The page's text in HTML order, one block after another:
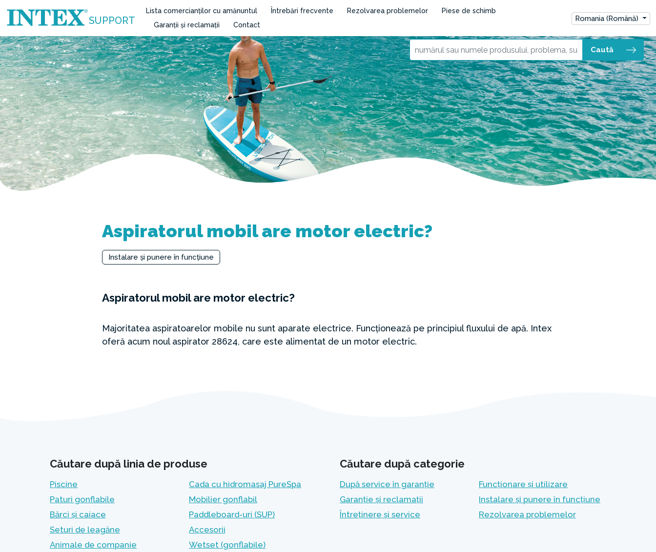
SUPPORT
Lista comercianților cu amănuntul Întrebări frecvente Rezolvarea problemelor
Piese de schimb
Garanții și reclamații
Contact
Romania (Română)
Caută
Aspiratorul mobil are motor electric?
Instalare și punere în funcțiune
Aspiratorul mobil are motor electric?
Majoritatea aspiratoarelor mobile nu sunt aparate electrice. Funcționează pe principiul fluxului de apă. Intex
oferă acum noul aspirator 28624, care este alimentat de un motor electric.
Căutare după linia de produse
Piscine
Cada cu hidromasaj PureSpa
Paturi gonflabile
Mobilier gonflabil
Bărci și caiace
Paddleboard-uri (SUP)
Seturi de leagăne
Accesorii
Animale de companie
Wetset (gonflabile)
Căutare după categorie
După service în garanție
Funcționare și utilizare
Garanție și reclamații
Instalare și punere în funcțiune
Întreținere și service
Rezolvarea problemelor